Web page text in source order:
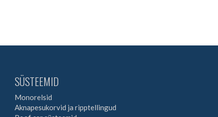
SÜSTEEMID
Monorelsid
Aknapesukorvid ja ripptellingud